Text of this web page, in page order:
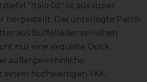
"Italo 02" ist aus super
hergestellt. Das unterlegte Patch
aus Büffelleder verleihen
nur eine exquisite Optik,
außergewöhnliche
einem hochwertigen YKK-